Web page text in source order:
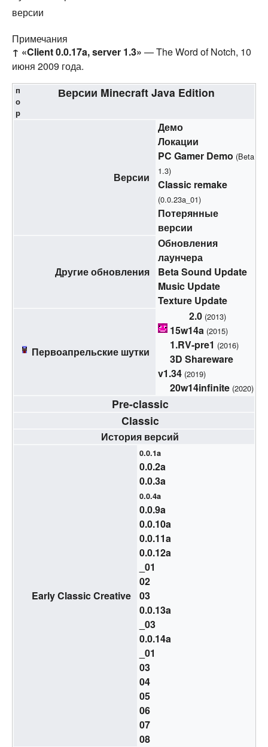
версии
Примечания
↑ «Client 0.0.17a, server 1.3» — The Word of Notch, 10
июня 2009 года.
п
о
р
Версии Minecraft Java Edition
Версии
Демо
Локации
PC Gamer Demo (Beta
1.3)
Classic remake
(0.0.23a_01)
Потерянные
версии
Другие обновления
Обновления
лаунчера
Beta Sound Update
Music Update
Texture Update
Первоапрельские шутки
2.0 (2013)
15w14a (2015)
1.RV-pre1 (2016)
3D Shareware
v1.34 (2019)
20w14infinite (2020)
Pre-classic
Classic
История версий
Early Classic Creative
0.0.1a
0.0.2a
0.0.3a
0.0.4a
0.0.9a
0.0.10a
0.0.11a
0.0.12a
_01
02
03
0.0.13a
_03
0.0.14a
_01
03
04
05
06
07
08